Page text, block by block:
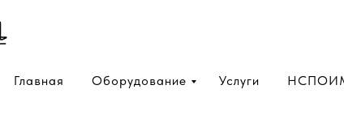
Главная Оборудование Услуги